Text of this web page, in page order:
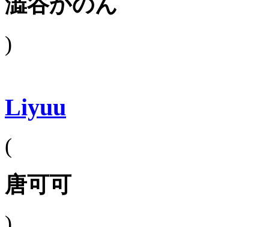
)
Liyuu
(
唐可可